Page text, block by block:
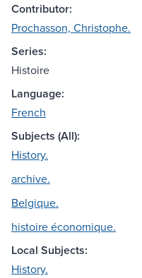
Contributor:
Prochasson, Christophe.
Series:
Histoire
Language:
French
Subjects (All):
History.
archive.
Belgique.
histoire économique.
Local Subjects:
History.